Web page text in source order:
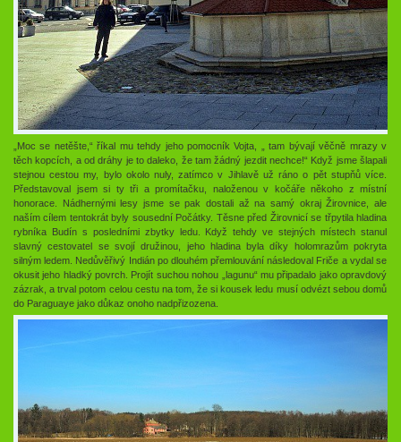
„Moc se netěšte,“ říkal mu tehdy jeho pomocník Vojta, „ tam bývají věčně mrazy v
těch kopcích, a od dráhy je to daleko, že tam žádný jezdit nechce!“ Když jsme šlapali
stejnou cestou my, bylo okolo nuly, zatímco v Jihlavě už ráno o pět stupňů více.
Představoval jsem si ty tři a promítačku, naloženou v kočáře někoho z místní
honorace. Nádhernými lesy jsme se pak dostali až na samý okraj Žirovnice, ale
naším cílem tentokrát byly sousední Počátky. Těsne před Žirovnicí se třpytila hladina
rybníka Budín s posledními zbytky ledu. Když tehdy ve stejných místech stanul
slavný cestovatel se svojí družinou, jeho hladina byla díky holomrazům pokryta
silným ledem. Nedůvěřivý Indián po dlouhém přemlouvání následoval Friče a vydal se
okusit jeho hladký povrch. Projít suchou nohou „lagunu“ mu připadalo jako opravdový
zázrak, a trval potom celou cestu na tom, že si kousek ledu musí odvézt sebou domů
do Paraguaye jako důkaz onoho nadpřizozena.